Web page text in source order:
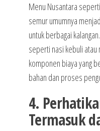
Menu Nusantara
semur umumnya
untuk berbagai
seperti nasi kebuli atau
komponen biaya yang
bahan dan proses
4.
Termasuk